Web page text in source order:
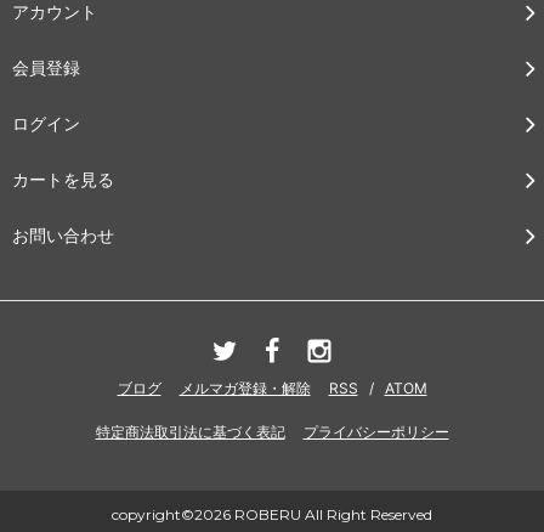
アカウント
会員登録
ログイン
カートを見る
お問い合わせ
ブログ メルマガ登録・解除 RSS / ATOM
特定商法取引法に基づく表記 プライバシーポリシー
copyright©2026 ROBERU All Right Reserved